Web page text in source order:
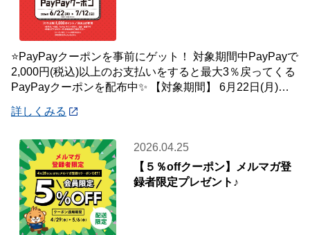
⭐PayPayクーポンを事前にゲット！ 対象期間中PayPayで
2,000円(税込)以上のお支払いをすると最大3％戻ってくる
PayPayクーポンを配布中✨ 【対象期間】 6月22日(月)～7
詳しくみる
2026.04.25
【５％offクーポン】メルマガ登
録者限定プレゼント♪